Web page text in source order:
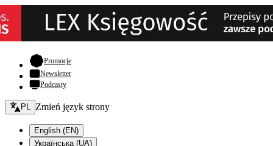
Promocje- otwiera się w nowej karcie
Newsletter
Podcasty
Zmień język - bieżący:
PL Zmień język strony
English (EN)
Українська (UA)